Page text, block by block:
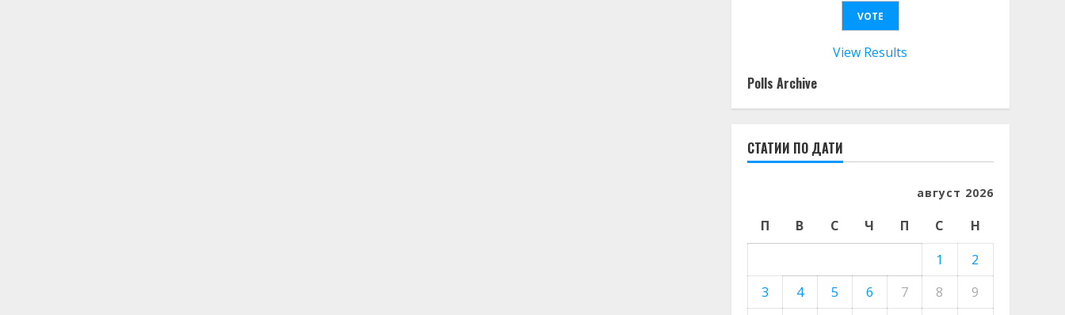
View Results
Polls Archive
СТАТИИ ПО ДАТИ
август 2026
П В С Ч П С
Н
1
2
3
4 5 6 7 8
9